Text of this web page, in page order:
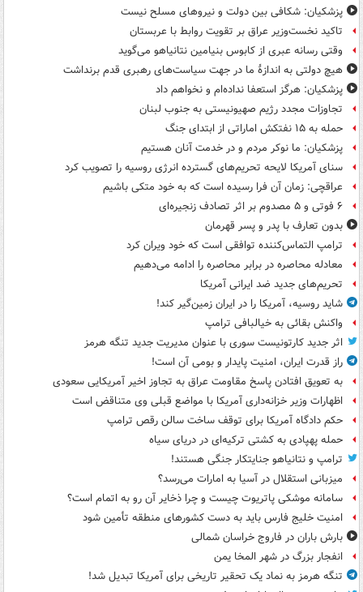
پزشکیان: شکافی بین دولت و نیروهای مسلح نیست
تاکید نخست‌وزیر عراق بر تقویت روابط با عربستان
وقتی رسانه عبری از کابوس بنیامین نتانیاهو می‌گوید
هیچ دولتی به اندازۀ ما در جهت سیاست‌های رهبری قدم برنداشت
پزشکیان: هرگز استعفا نداده‌ام و نخواهم داد
تجاوزات مجدد رژیم صهیونیستی به جنوب لبنان
حمله به ۱۵ نفتکش‌ اماراتی از ابتدای جنگ
پزشکیان: ما نوکر مردم و در خدمت آنان هستیم
سنای آمریکا لایحه تحریم‌های گسترده انرژی روسیه را تصویب کرد
عراقچی: زمان آن فرا رسیده است که به خود متکی باشیم
۶ فوتی و ۵ مصدوم بر اثر تصادف زنجیره‌ای
بدون تعارف با پدر و پسر قهرمان
ترامپ التماس‌کننده توافقی است که خود ویران کرد
معادله محاصره در برابر محاصره را ادامه می‌دهیم
تحریم‌های جدید ضد ایرانی آمریکا
شاید روسیه، آمریکا را در ایران زمین‌گیر کند!
واکنش بقائی به خیالبافی ترامپ
اثر جدید کارتونیست سوری با عنوان مدیریت جدید تنگه هرمز
راز قدرت ایران، امنیت پایدار و بومی آن است!
به تعویق افتادن پاسخ مقاومت عراق به تجاوز اخیر آمریکایی سعودی
اظهارات وزیر خزانه‌داری آمریکا با مواضع قبلی وی متناقض است
حکم دادگاه آمریکا برای توقف ساخت سالن رقص ترامپ
حمله پهپادی به کشتی ترکیه‌ای در دریای سیاه
ترامپ و نتانیاهو جنایتکار جنگی هستند!
میزبانی استقلال در آسیا به امارات می‌رسد؟
سامانه موشکی پاتریوت چیست و چرا ذخایر آن رو به اتمام است؟
امنیت خلیج فارس باید به دست کشورهای منطقه تأمین شود
بارش باران در فاروج خراسان شمالی
انفجار بزرگ در شهر المخا یمن
تنگه هرمز به نماد یک تحقیر تاریخی برای آمریکا تبدیل شد!